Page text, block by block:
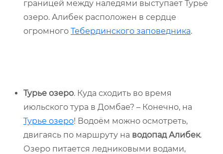
границей между наледями выступает Турье
озеро. Алибек расположен в сердце
огромного Тебердинского заповедника.
Турье озеро. Куда сходить во время
июльского тура в Домбае? – Конечно, на
Турье озеро! Водоём можно осмотреть,
двигаясь по маршруту на водопад Алибек.
Озеро питается ледниковыми водами,